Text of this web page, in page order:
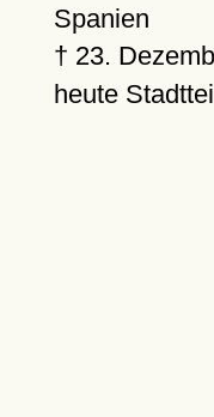
Spanien
† 23.
heute